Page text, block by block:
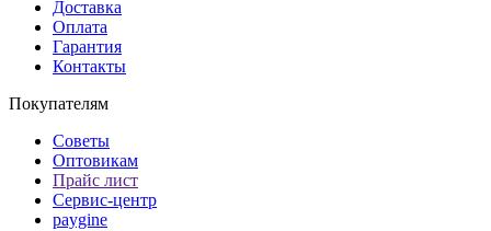
Доставка
Оплата
Гарантия
Контакты
Покупателям
Советы
Оптовикам
Прайс лист
Сервис-центр
paygine